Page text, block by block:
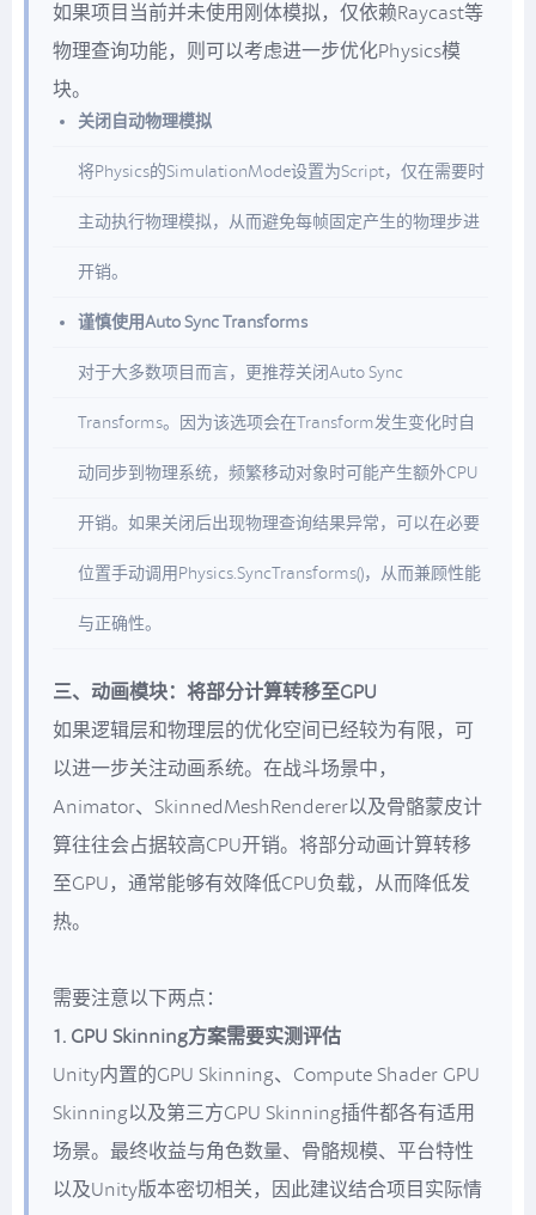
如果项目当前并未使用刚体模拟，仅依赖Raycast等
物理查询功能，则可以考虑进一步优化Physics模
块。
关闭自动物理模拟
将Physics的SimulationMode设置为Script，仅在需要时
主动执行物理模拟，从而避免每帧固定产生的物理步进
开销。
谨慎使用Auto Sync Transforms
对于大多数项目而言，更推荐关闭Auto Sync
Transforms。因为该选项会在Transform发生变化时自
动同步到物理系统，频繁移动对象时可能产生额外CPU
开销。如果关闭后出现物理查询结果异常，可以在必要
位置手动调用Physics.SyncTransforms()，从而兼顾性能
与正确性。
三、动画模块：将部分计算转移至GPU
如果逻辑层和物理层的优化空间已经较为有限，可
以进一步关注动画系统。在战斗场景中，
Animator、SkinnedMeshRenderer以及骨骼蒙皮计
算往往会占据较高CPU开销。将部分动画计算转移
至GPU，通常能够有效降低CPU负载，从而降低发
热。
需要注意以下两点：
1. GPU Skinning方案需要实测评估
Unity内置的GPU Skinning、Compute Shader GPU
Skinning以及第三方GPU Skinning插件都各有适用
场景。最终收益与角色数量、骨骼规模、平台特性
以及Unity版本密切相关，因此建议结合项目实际情